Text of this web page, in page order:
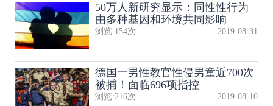
50万人新研究显示：同性性行为
由多种基因和环境共同影响
浏览:154次 2019-08-31
德国一男性教官性侵男童近700次
被捕！面临696项指控
浏览:216次 2019-08-10